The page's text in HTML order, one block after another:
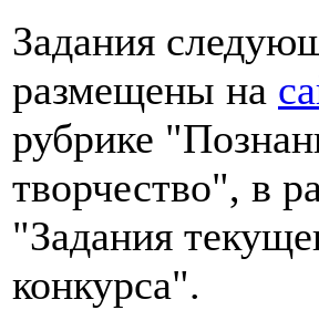
Задания
размещены на
рубрике
творчество", в
"Задания
конкурса".